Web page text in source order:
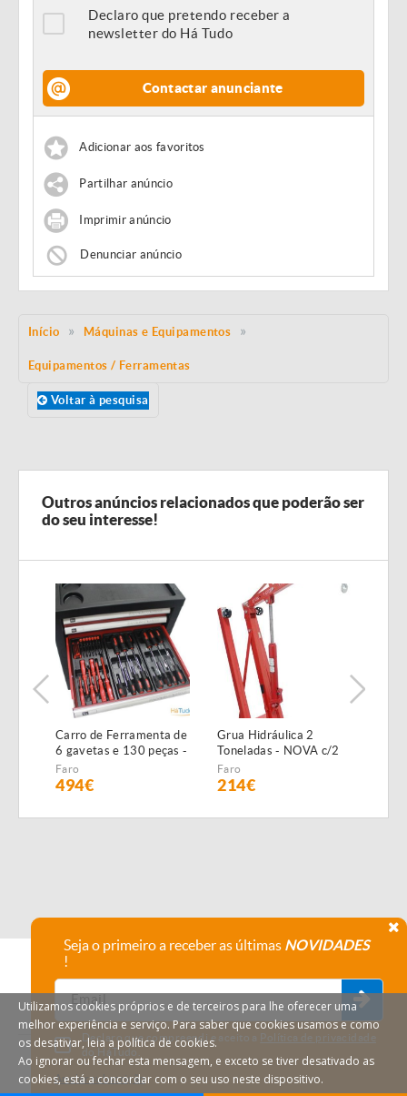
Declaro que pretendo receber a
newsletter do Há Tudo
Contactar anunciante
Adicionar aos favoritos
Partilhar anúncio
Imprimir anúncio
Denunciar anúncio
Início Máquinas e Equipamentos
Equipamentos / Ferramentas
Voltar à pesquisa
Outros anúncios relacionados que poderão ser
do seu interesse!
Carro de Ferramenta de
6 gavetas e 130 peças -
NOVO - c/Garantia
Faro
494€
Grua Hidráulica 2
Toneladas - NOVA c/2
anos garantia
Faro
214€
Seja o primeiro a receber as últimas NOVIDADES
!
Declaro que compreendi e aceito a Política de privacidade
do HáTudo.
Anular subscrição
Utilizamos cookies próprios e de terceiros para lhe oferecer uma
melhor experiência e serviço. Para saber que cookies usamos e como
os desativar, leia a política de cookies.
Ao ignorar ou fechar esta mensagem, e exceto se tiver desativado as
cookies, está a concordar com o seu uso neste dispositivo.